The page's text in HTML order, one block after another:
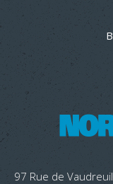
97 Rue de